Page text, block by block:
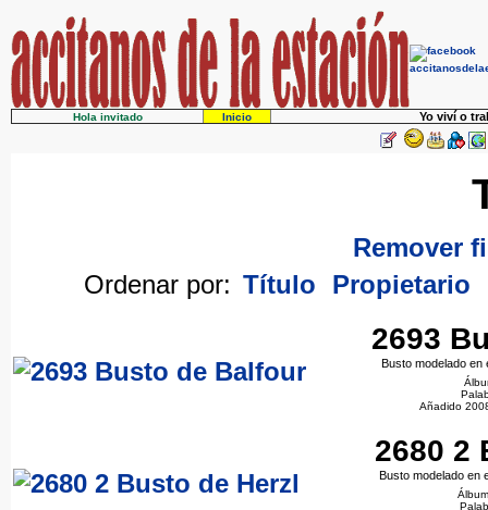
Hola invitado Inicio Yo viví o
Remover
Ordenar por: Título Propietario
2693
Busto modelado en
Añadido
2680 2
Busto modelado en